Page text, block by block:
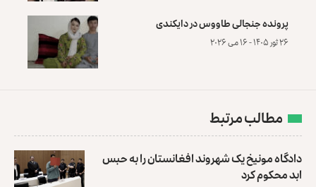
پرونده‌ جنجالی طاووس در دایکندی
۲۶ ثور ۱۴۰۵ - ۱۶ می ۲۰۲۶
مطالب مرتبط
دادگاه مونیخ یک شهروند افغانستان را به حبس
ابد محکوم کرد